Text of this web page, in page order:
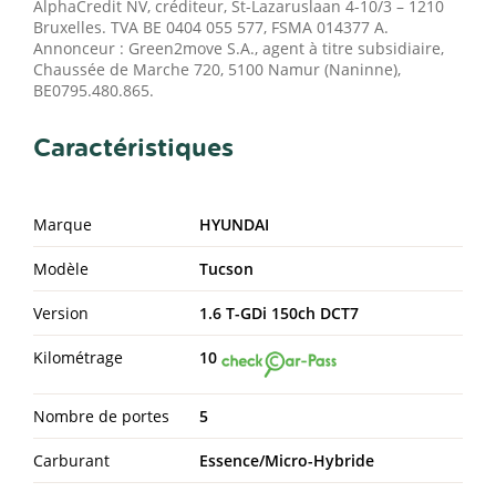
AlphaCredit NV, créditeur, St-Lazaruslaan 4-10/3 – 1210
Bruxelles. TVA BE 0404 055 577, FSMA 014377 A.
Annonceur : Green2move S.A., agent à titre subsidiaire,
Chaussée de Marche 720, 5100 Namur (Naninne),
BE0795.480.865.
Caractéristiques
Marque HYUNDAI
Modèle Tucson
Version 1.6 T-GDi 150ch DCT7
Kilométrage 10
Nombre de portes 5
Carburant Essence/Micro-Hybride